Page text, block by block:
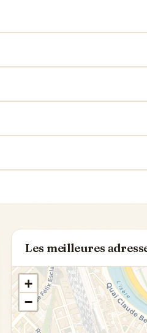
Les meilleures
+
−